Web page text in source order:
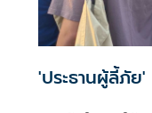
'ประธานผู้ลี้ภั